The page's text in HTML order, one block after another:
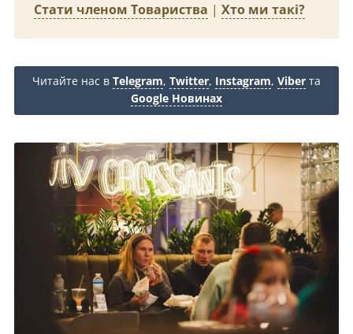
Стати членом Товариства | Хто ми такі?
Читайте нас в Telegram, Twitter, Instagram, Viber та
Google Новинах